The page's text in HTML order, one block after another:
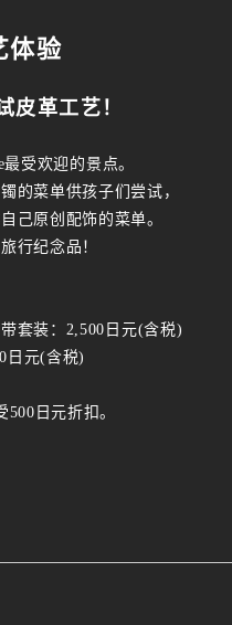
体验
皮革工艺！
受欢迎的景点。
的菜单供孩子们尝试，
己原创配饰的菜单。
行纪念品！
套装：2,500日元(含税)
日元(含税)
日元折扣。